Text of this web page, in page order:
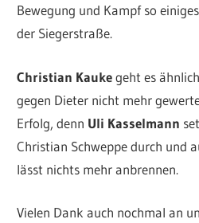
Bewegung und Kampf so
der Siegerstraße.
Christian Kaukegeht es
gegen Dieter nicht mehr
Erfolg, denn Uli Kasselmann
Christian Schweppe durch und
lässt nichts mehr anbrennen.
Vielen Dank auch nochmal an